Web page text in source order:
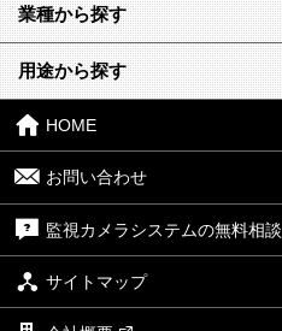
業種から探す
用途から探す
HOME
お問い合わせ
監視カメラシステムの無料相談
サイトマップ